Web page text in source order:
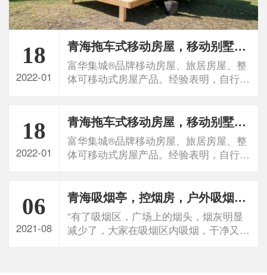
18
2022-01
青海拖车式移动房屋，移动别墅，拖挂式木屋别墅定制
富华集城®品牌移动房屋、旅居房屋、整
体可移动式房屋产品。经验表明，自行式
18
2022-01
青海拖车式移动房屋，移动别墅，拖挂式木屋别墅定制
富华集城®品牌移动房屋、旅居房屋、整
体可移动式房屋产品。经验表明，自行式
06
2021-08
青海吸烟亭，控烟房，户外吸烟亭加工定制
“有了吸烟区，广场上的烟头，烟灰明显
减少了，大家在吸烟区内吸烟，干净又卫